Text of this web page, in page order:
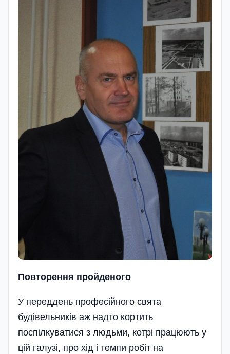
Повторення пройденого
У переддень професійного свята
будівельників аж надто кортить
поспілкуватися з людьми, котрі працюють у
цій галузі, про хід і темпи робіт на